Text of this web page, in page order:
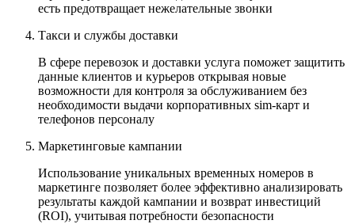
есть предотвращает нежелательные звонки
Такси и службы доставки
В сфере перевозок и доставки услуга поможет защитить
данные клиентов и курьеров открывая новые
возможности для контроля за обслуживанием без
необходимости выдачи корпоративных sim-карт и
телефонов персоналу
Маркетинговые кампании
Использование уникальных временных номеров в
маркетинге позволяет более эффективно анализировать
результаты каждой кампании и возврат инвестиций
(ROI), учитывая потребности безопасности